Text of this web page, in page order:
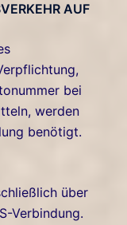
AUF
bei
werden
benötigt.
über
Verbindung.